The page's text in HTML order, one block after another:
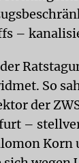
–
So
der
–
Korn